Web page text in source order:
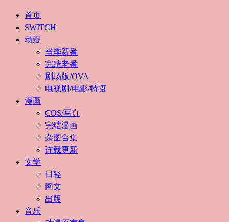
首页
SWITCH
动漫
当季新番
完结老番
剧场版/OVA
电视剧/电影/特摄
漫画
COS/写真
完结漫画
杂图合集
连载更新
文学
日轻
网文
出版
音乐